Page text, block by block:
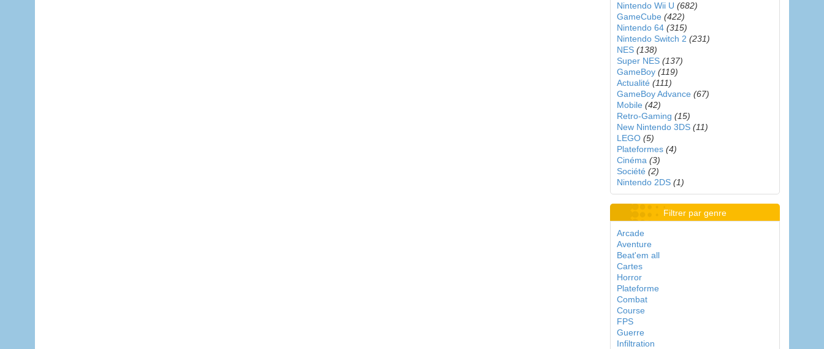
Nintendo Wii U (682)
GameCube (422)
Nintendo 64 (315)
Nintendo Switch 2 (231)
NES (138)
Super NES (137)
GameBoy (119)
Actualité (111)
GameBoy Advance (67)
Mobile (42)
Retro-Gaming (15)
New Nintendo 3DS (11)
LEGO (5)
Plateformes (4)
Cinéma (3)
Société (2)
Nintendo 2DS (1)
Filtrer par genre
Arcade
Aventure
Beat'em all
Cartes
Horror
Plateforme
Combat
Course
FPS
Guerre
Infiltration